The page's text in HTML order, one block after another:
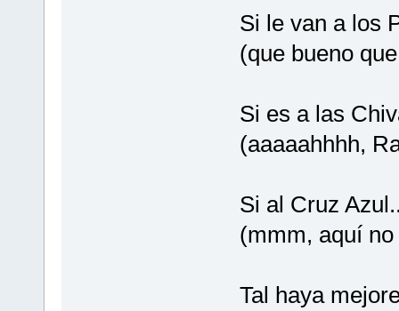
Si le van a los
(que bueno
Si es a las
(aaaaahhhh,
Si al Cruz
(mmm, aquí
Tal haya